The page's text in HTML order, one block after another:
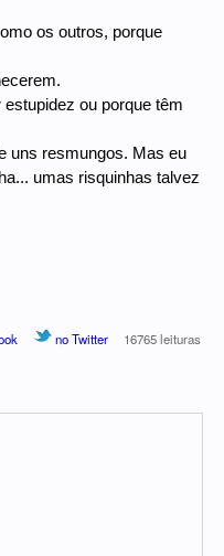
os outros, porque
ou porque têm
uns resmungos. Mas eu
umas risquinhas talvez
no Twitter 16765 leituras